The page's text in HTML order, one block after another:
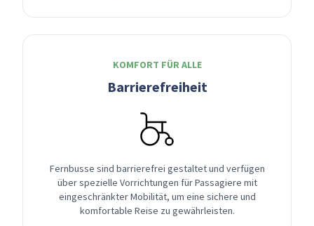
KOMFORT FÜR ALLE
Barrierefreiheit
Fernbusse sind barrierefrei gestaltet und verfügen
über spezielle Vorrichtungen für Passagiere mit
eingeschränkter Mobilität, um eine sichere und
komfortable Reise zu gewährleisten.